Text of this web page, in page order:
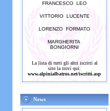
FRANCESCO LEO
VITTORIO LUCENTE
LORENZO FORMATO
MARGHERITA
BONGIORNI
La lista di tutti gli altri iscritti al
sito la trovi qui:
www.alpinialbatros.net/iscritti.asp
News